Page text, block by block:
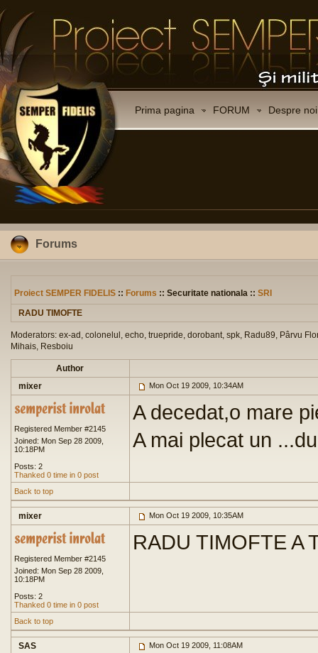
Prima pagina FORUM Despre noi
Forums
Proiect SEMPER FIDELIS :: Forums :: Securitate nationala :: SRI
RADU TIMOFTE
Moderators: ex-ad, colonelul, echo, truepride, dorobant, spk, Radu89, Pârvu
Mihais, Resboiu
Author
mixer
Mon Oct 19 2009, 10:34AM
Registered Member #2145
Joined: Mon Sep 28 2009,
10:18PM
Posts: 2
Thanked 0 time in 0 post
A decedat,o mare
A mai plecat un
Back to top
mixer Mon Oct 19 2009, 10:35AM
Registered Member #2145
Joined: Mon Sep 28 2009,
10:18PM
Posts: 2
Thanked 0 time in 0 post
RADU TIMOFTE A
Back to top
SAS Mon Oct 19 2009, 11:08AM